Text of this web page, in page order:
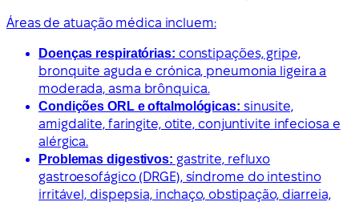
Áreas de atuação médica incluem:
Doenças respiratórias: constipações, gripe,
bronquite aguda e crónica, pneumonia ligeira a
moderada, asma brônquica.
Condições ORL e oftalmológicas: sinusite,
amigdalite, faringite, otite, conjuntivite infeciosa e
alérgica.
Problemas digestivos: gastrite, refluxo
gastroesofágico (DRGE), síndrome do intestino
irritável, dispepsia, inchaço, obstipação, diarreia,